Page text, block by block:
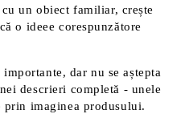
un obiect familiar, crește
o ideee corespunzătore
dar nu se aștepta
descrieri completă - unele
imaginea produsului.